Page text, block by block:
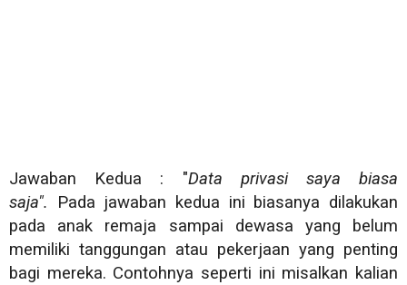
Jawaban Kedua : "Data privasi saya biasa
saja".
Pada jawaban kedua ini biasanya dilakukan
pada anak remaja sampai dewasa yang belum
memiliki tanggungan atau pekerjaan yang penting
bagi mereka. Contohnya seperti ini misalkan kalian